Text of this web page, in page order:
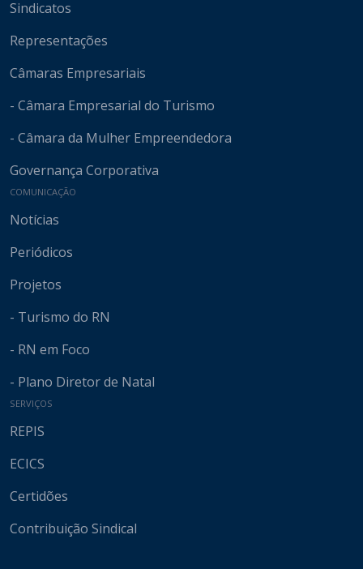
Sindicatos
Representações
Câmaras Empresariais
- Câmara Empresarial do Turismo
- Câmara da Mulher Empreendedora
Governança Corporativa
COMUNICAÇÃO
Notícias
Periódicos
Projetos
- Turismo do RN
- RN em Foco
- Plano Diretor de Natal
SERVIÇOS
REPIS
ECICS
Certidões
Contribuição Sindical